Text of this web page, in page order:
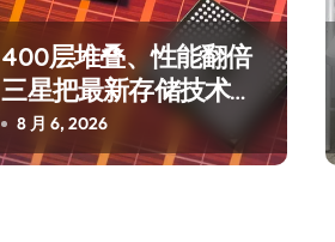
400层堆叠、性能翻倍
三星把最新存储技术给
了AI
8 月 6, 2026